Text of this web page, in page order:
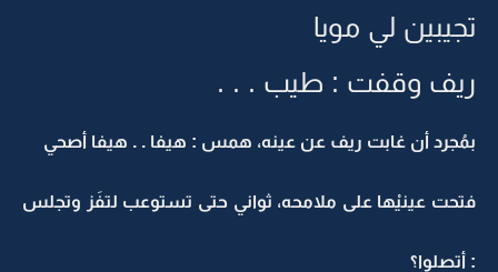
تجيبين لي مويا
ريف وقفت : طيب . . .
بمُجرد أن غابت ريف عن عينه، همس : هيفا . . هيفا أصحي
فتحت عينيْها على ملامحه، ثواني حتى تستوعب لتفَز وتجلس
: أتصلوا؟